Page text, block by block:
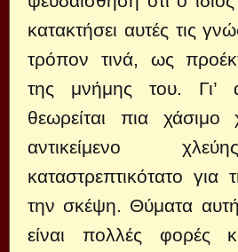
κατακτήσει αυτές τις
τρόπον τινά, ως
της μνήμης του. Γι’
θεωρείται πια χάσιμο
αντικείμενο
καταστρεπτικότατο
την σκέψη. Θύματα
είναι πολλές φορές